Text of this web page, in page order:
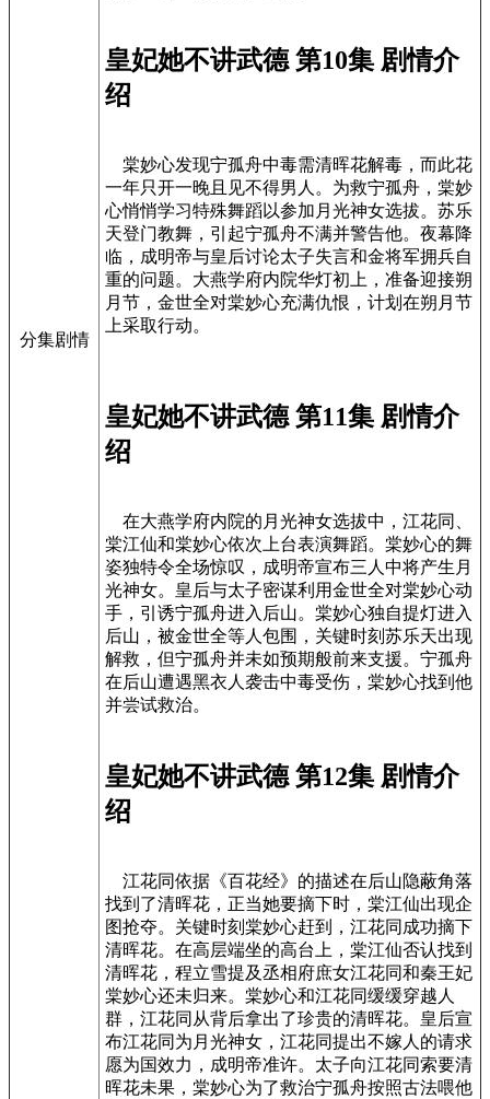
分集剧情
皇妃她不讲武德 第10集 剧情介
绍
棠妙心发现宁孤舟中毒需清晖花解毒，而此花
一年只开一晚且见不得男人。为救宁孤舟，棠妙
心悄悄学习特殊舞蹈以参加月光神女选拔。苏乐
天登门教舞，引起宁孤舟不满并警告他。夜幕降
临，成明帝与皇后讨论太子失言和金将军拥兵自
重的问题。大燕学府内院华灯初上，准备迎接朔
月节，金世全对棠妙心充满仇恨，计划在朔月节
上采取行动。
皇妃她不讲武德 第11集 剧情介
绍
在大燕学府内院的月光神女选拔中，江花同、
棠江仙和棠妙心依次上台表演舞蹈。棠妙心的舞
姿独特令全场惊叹，成明帝宣布三人中将产生月
光神女。皇后与太子密谋利用金世全对棠妙心动
手，引诱宁孤舟进入后山。棠妙心独自提灯进入
后山，被金世全等人包围，关键时刻苏乐天出现
解救，但宁孤舟并未如预期般前来支援。宁孤舟
在后山遭遇黑衣人袭击中毒受伤，棠妙心找到他
并尝试救治。
皇妃她不讲武德 第12集 剧情介
绍
江花同依据《百花经》的描述在后山隐蔽角落
找到了清晖花，正当她要摘下时，棠江仙出现企
图抢夺。关键时刻棠妙心赶到，江花同成功摘下
清晖花。在高层端坐的高台上，棠江仙否认找到
清晖花，程立雪提及丞相府庶女江花同和秦王妃
棠妙心还未归来。棠妙心和江花同缓缓穿越人
群，江花同从背后拿出了珍贵的清晖花。皇后宣
布江花同为月光神女，江花同提出不嫁人的请求
愿为国效力，成明帝准许。太子向江花同索要清
晖花未果，棠妙心为了救治宁孤舟按照古法喂他